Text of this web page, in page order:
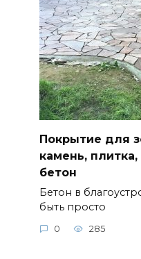
Покрытие для
камень,
бетон
Бетон в
быть просто
0 285